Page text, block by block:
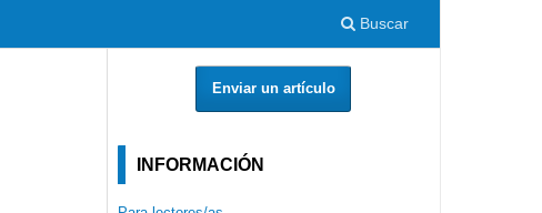
Buscar
Enviar un artículo
INFORMACIÓN